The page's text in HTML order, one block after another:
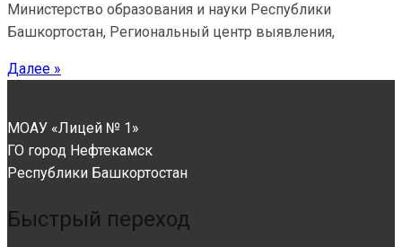
Министерство образования и науки Республики
Башкортостан, Региональный центр выявления,
Далее »
МОАУ «Лицей № 1»
ГО город Нефтекамск
Республики Башкортостан
Быстрый переход